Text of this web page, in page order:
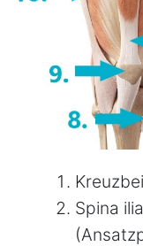
Spina